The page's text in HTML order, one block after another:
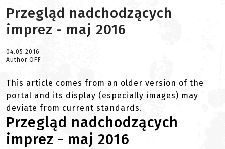
Przegląd nadchodzących
imprez - maj 2016
04.05.2016
Author:OFF
This article comes from an older version of the
portal and its display (especially images) may
deviate from current standards.
Przegląd nadchodzących
imprez - maj 2016